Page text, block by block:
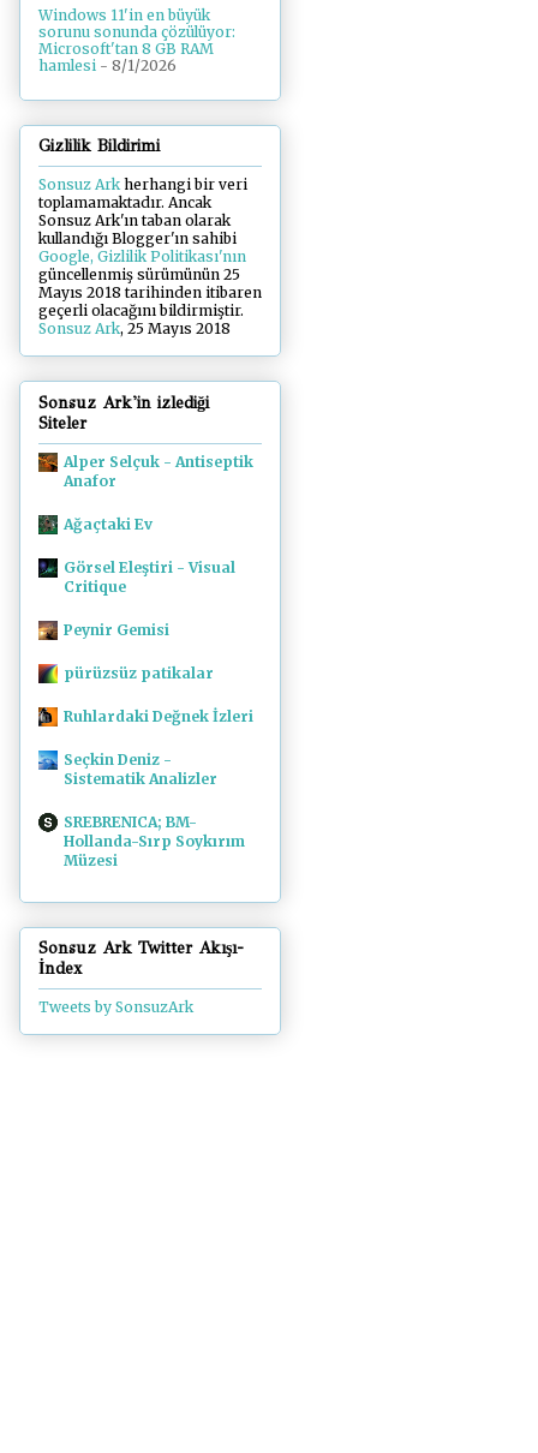
Windows 11'in en büyük
sorunu sonunda çözülüyor:
Microsoft'tan 8 GB RAM
hamlesi - 8/1/2026
Gizlilik Bildirimi
Sonsuz Arkherhangi bir veri
toplamamaktadır. Ancak
Sonsuz Ark'ın taban olarak
kullandığı Blogger'ın sahibi
Google, Gizlilik Politikası'nın
güncellenmiş sürümünün 25
Mayıs 2018 tarihinden itibaren
geçerli olacağını bildirmiştir.
Sonsuz Ark, 25 Mayıs 2018
Sonsuz Ark'in izlediği
Siteler
Alper Selçuk - Antiseptik
Anafor
Ağaçtaki Ev
Görsel Eleştiri - Visual
Critique
Peynir Gemisi
pürüzsüz patikalar
Ruhlardaki Değnek İzleri
Seçkin Deniz -
Sistematik Analizler
SREBRENICA; BM-
Hollanda-Sırp Soykırım
Müzesi
Sonsuz Ark Twitter Akışı-
İndex
Tweets by SonsuzArk